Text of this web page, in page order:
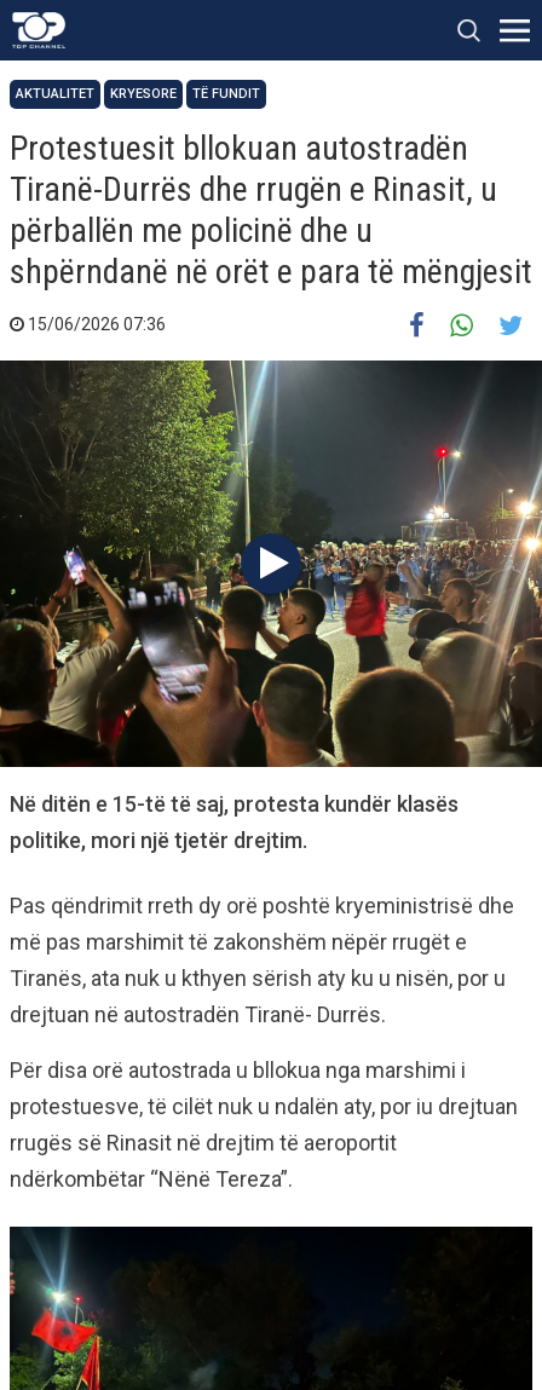
AKTUALITET KRYESORE TË FUNDIT
Protestuesit bllokuan autostradën
Tiranë-Durrës dhe rrugën e Rinasit, u
përballën me policinë dhe u
shpërndanë në orët e para të mëngjesit
15/06/2026 07:36
Në ditën e 15-të të saj, protesta kundër klasës
politike, mori një tjetër drejtim.
Pas qëndrimit rreth dy orë poshtë kryeministrisë dhe
më pas marshimit të zakonshëm nëpër rrugët e
Tiranës, ata nuk u kthyen sërish aty ku u nisën, por u
drejtuan në autostradën Tiranë- Durrës.
Për disa orë autostrada u bllokua nga marshimi i
protestuesve, të cilët nuk u ndalën aty, por iu drejtuan
rrugës së Rinasit në drejtim të aeroportit
ndërkombëtar “Nënë Tereza”.